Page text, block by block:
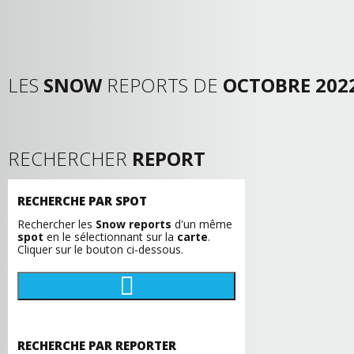
LES SNOW REPORTS DE OCTOBRE
RECHERCHER REPORT
RECHERCHE PAR SPOT
Rechercher les Snow reports d'un même
spot en le sélectionnant sur la carte.
Cliquer sur le bouton ci-dessous.
RECHERCHE PAR REPORTER